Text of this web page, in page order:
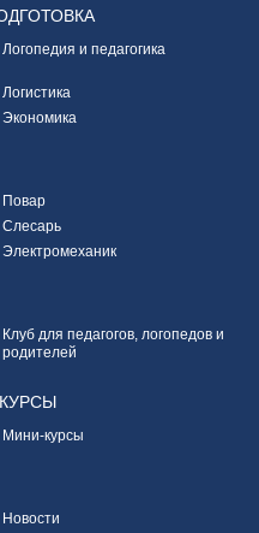
Логопедия и педагогика
Логистика
Экономика
Повар
Слесарь
Электромеханик
Клуб для педагогов, логопедов и
родителей
Мини-курсы
Новости